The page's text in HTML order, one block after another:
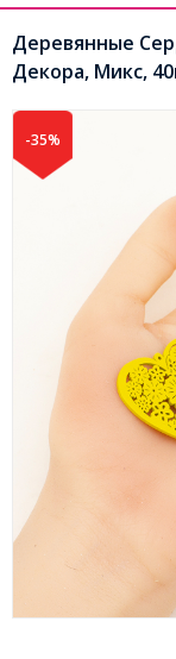
Деревянные
Декора, Микс,
-35%